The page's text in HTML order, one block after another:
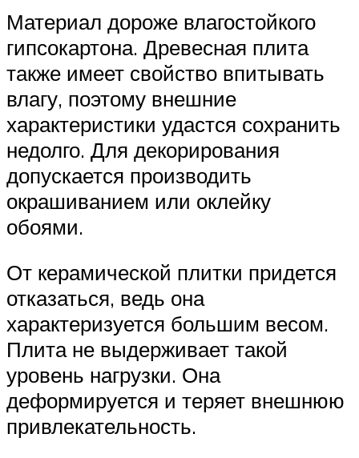
Материал дороже влагостойкого
гипсокартона. Древесная плита
также имеет свойство впитывать
влагу, поэтому внешние
характеристики удастся сохранить
недолго. Для декорирования
допускается производить
окрашиванием или оклейку
обоями.
От керамической плитки придется
отказаться, ведь она
характеризуется большим весом.
Плита не выдерживает такой
уровень нагрузки. Она
деформируется и теряет внешнюю
привлекательность.